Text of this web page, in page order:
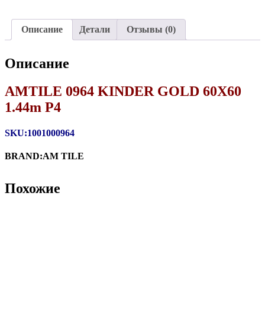
Описание Детали Отзывы (0)
Описание
AMTILE 0964 KINDER GOLD 60X60
1.44m P4
SKU:1001000964
BRAND:AM TILE
Похожие